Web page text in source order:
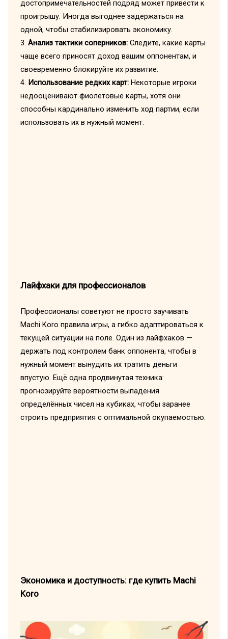
достопримечательностей подряд может привести к
проигрышу. Иногда выгоднее задержаться на
одной, чтобы стабилизировать экономику.
3. Анализ тактики соперников:Следите, какие карты
чаще всего приносят доход вашим оппонентам, и
своевременно блокируйте их развитие.
4. Использование редких карт:Некоторые игроки
недооценивают фиолетовые карты, хотя они
способны кардинально изменить ход партии, если
использовать их в нужный момент.
Лайфхаки для профессионалов
Профессионалы советуют не просто заучивать
Machi Koro правила игры, а гибко адаптироваться к
текущей ситуации на поле. Один из лайфхаков —
держать под контролем банк оппонента, чтобы в
нужный момент вынудить их тратить деньги
впустую. Ещё одна продвинутая техника:
прогнозируйте вероятности выпадения
определённых чисел на кубиках, чтобы заранее
строить предприятия с оптимальной окупаемостью.
Экономика и доступность: где купить Machi
Koro